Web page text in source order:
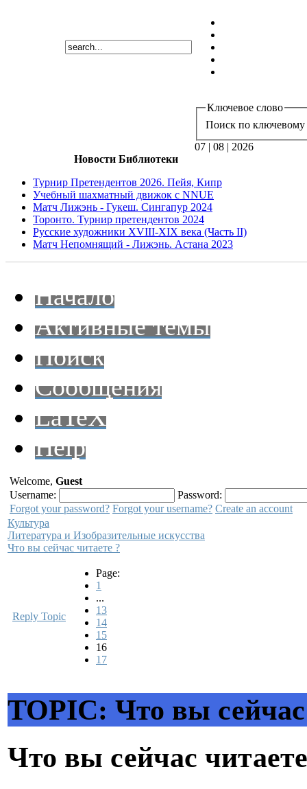
Ключевое слово
Поиск по ключевому
07 | 08 | 2026
Новости Библиотеки
Турнир Претендентов 2026. Пейя, Кипр
Учебный шахматный движок с NNUE
Матч Лижэнь - Гукеш. Сингапур 2024
Торонто. Турнир претендентов 2024
Русские художники XVIII-XIX века (Часть II)
Матч Непомнящий - Лижэнь. Астана 2023
Начало
Активные темы
Поиск
Сообщения
LaTeX
Help
Welcome, Guest
Username:
Password:
Forgot your password? Forgot your username? Create an account
Культура
Литература и Изобразительные искусства
Что вы сейчас читаете ?
Reply Topic
Page:
1
...
13
14
15
16
17
TOPIC: Что вы сейчас
Что вы сейчас